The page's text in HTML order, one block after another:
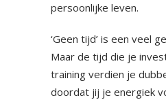
persoonlijke leven.
‘Geen tijd’ is een veel
Maar de tijd die je
training verdien je
doordat jij je energiek